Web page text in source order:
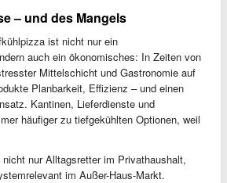
– und des Mangels
ist nicht nur ein
auch ein ökonomisches: In Zeiten von
Mittelschicht und Gastronomie auf
Planbarkeit, Effizienz – und einen
Kantinen, Lieferdienste und
häufiger zu tiefgekühlten Optionen, weil
nur Alltagsretter im Privathaushalt,
im Außer-Haus-Markt.